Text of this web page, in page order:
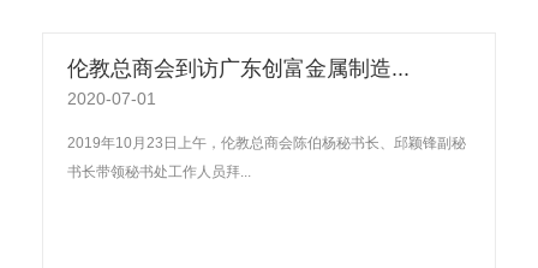
伦教总商会到访广东创富金属制造...
2020-07-01
2019年10月23日上午，伦教总商会陈伯杨秘书长、邱颖锋副秘
书长带领秘书处工作人员拜...